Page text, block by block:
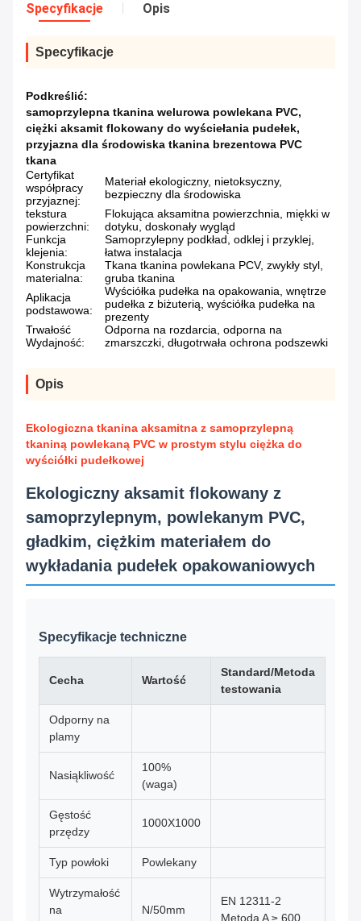
Specyfikacje Opis
Specyfikacje
Podkreślić:
samoprzylepna tkanina welurowa powlekana PVC,
ciężki aksamit flokowany do wyściełania pudełek,
przyjazna dla środowiska tkanina brezentowa PVC
tkana
Certyfikat
współpracy
przyjaznej:
Materiał ekologiczny, nietoksyczny,
bezpieczny dla środowiska
tekstura
powierzchni:
Flokująca aksamitna powierzchnia, miękki w
dotyku, doskonały wygląd
Funkcja
klejenia:
Samoprzylepny podkład, odklej i przyklej,
łatwa instalacja
Konstrukcja
materialna:
Tkana tkanina powlekana PCV, zwykły styl,
gruba tkanina
Aplikacja
podstawowa:
Wyściółka pudełka na opakowania, wnętrze
pudełka z biżuterią, wyściółka pudełka na
prezenty
Trwałość
Wydajność:
Odporna na rozdarcia, odporna na
zmarszczki, długotrwała ochrona podszewki
Opis
Ekologiczna tkanina aksamitna z samoprzylepną
tkaniną powlekaną PVC w prostym stylu ciężka do
wyściółki pudełkowej
Ekologiczny aksamit flokowany z
samoprzylepnym, powlekanym PVC,
gładkim, ciężkim materiałem do
wykładania pudełek opakowaniowych
Specyfikacje techniczne
Cecha Wartość
Standard/Metoda
testowania
Odporny na
plamy
Nasiąkliwość
100%
(waga)
Gęstość
przędzy
1000X1000
Typ powłoki Powlekany
Wytrzymałość
na
N/50mm
EN 12311-2
Metoda A ≥ 600